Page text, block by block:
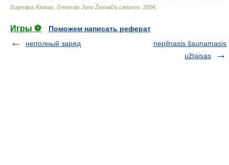
Eugenijus Kisinas, Generolo Jono Žemaičio Lietuvos 2004
Игры ⚽
Поможем написать реферат
неполный заряд
nepilnasis šaunamasis
užtaisas